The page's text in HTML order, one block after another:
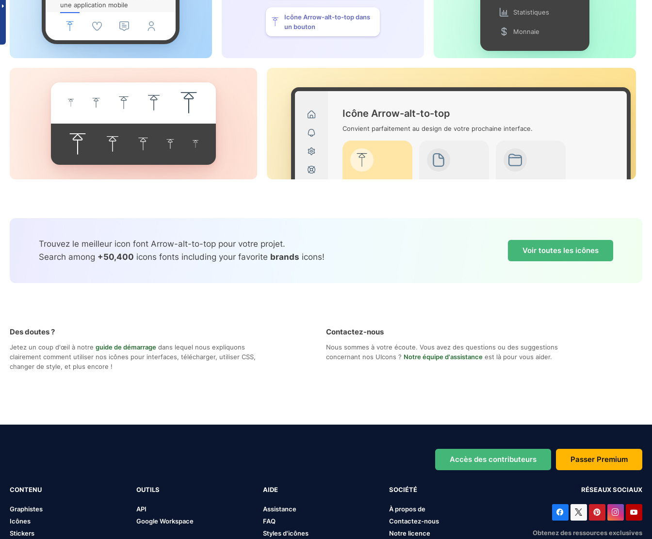
une application mobile
Icône Arrow-alt-to-top dans
un bouton
Statistiques
Monnaie
Icône Arrow-alt-to-top
Convient parfaitement au design de votre prochaine interface.
Trouvez le meilleur icon font Arrow-alt-to-top pour votre projet.
Search among +50,400 icons fonts including your favorite brands icons!
Voir toutes les icônes
Des doutes ?
Jetez un coup d'œil à notre guide de démarrage dans lequel nous expliquons
clairement comment utiliser nos icônes pour interfaces, télécharger, utiliser CSS,
changer de style, et plus encore !
Contactez-nous
Nous sommes à votre écoute. Vous avez des questions ou des suggestions
concernant nos UIcons ? Notre équipe d'assistance est là pour vous aider.
Accès des contributeurs Passer Premium
CONTENU
Graphistes
Icônes
Stickers
OUTILS
API
Google Workspace
AIDE
Assistance
FAQ
Styles d'icônes
SOCIÉTÉ
À propos de
Contactez-nous
Notre licence
RÉSEAUX SOCIAUX
Obtenez des ressources exclusives